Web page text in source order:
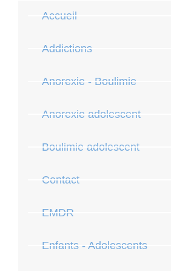
Accueil
Addictions
Anorexie - Boulimie
Anorexie adolescent
Boulimie adolescent
Contact
EMDR
Enfants - Adolescents